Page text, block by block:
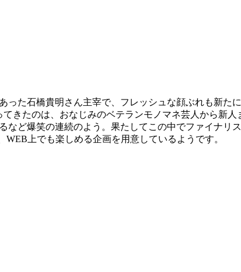
た石橋貴明さん主宰で、フレッシュな顔ぶれも新た
きたのは、おなじみのベテランモノマネ芸人から新
ど爆笑の連続のよう。果たしてこの中でファイナリ
上でも楽しめる企画を用意しているようです。